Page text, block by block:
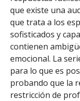
que existe una
que trata a los
sofisticados y
contienen
emocional. La
para lo que es
probando que la
restricción de